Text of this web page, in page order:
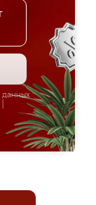
данных